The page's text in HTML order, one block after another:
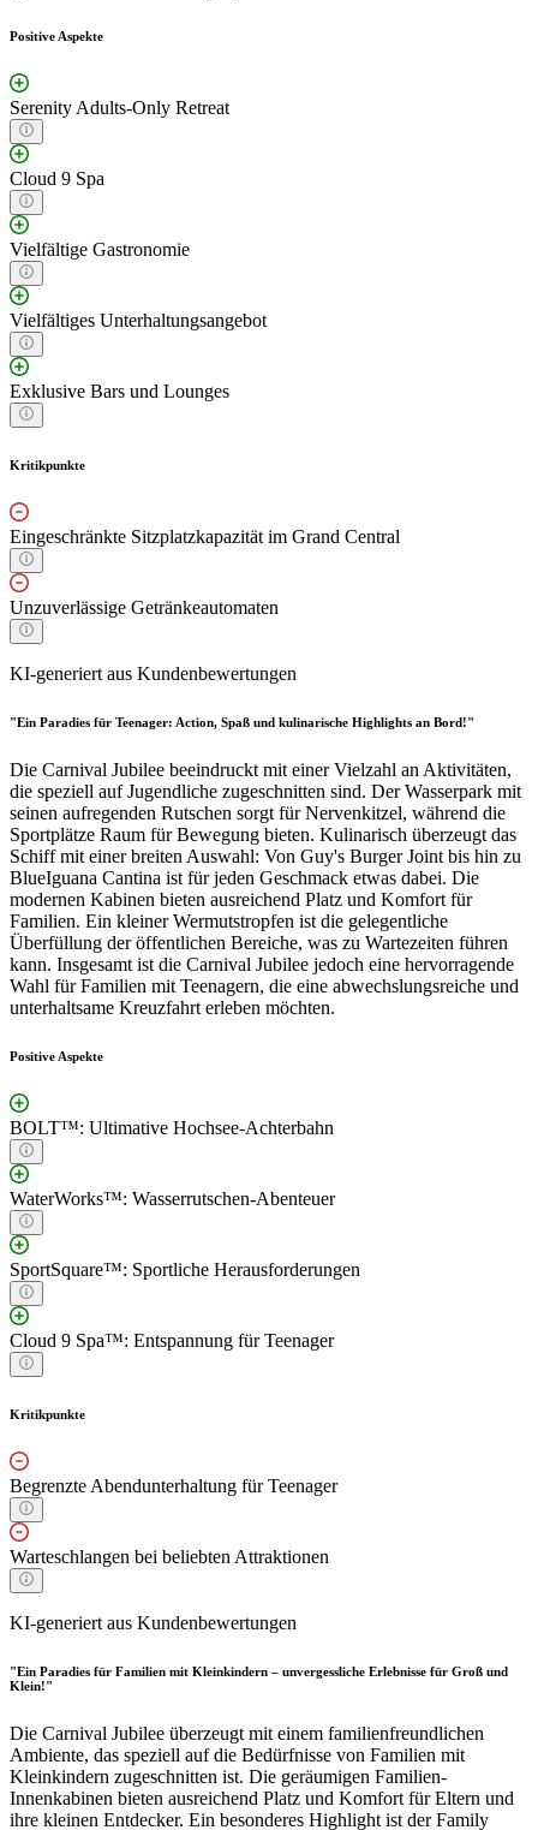
Positive Aspekte
Serenity Adults-Only Retreat
Cloud 9 Spa
Vielfältige Gastronomie
Vielfältiges Unterhaltungsangebot
Exklusive Bars und Lounges
Kritikpunkte
Eingeschränkte Sitzplatzkapazität im Grand Central
Unzuverlässige Getränkeautomaten
KI-generiert aus Kundenbewertungen
"Ein Paradies für Teenager: Action, Spaß und kulinarische Highlights an Bord!"
Die Carnival Jubilee beeindruckt mit einer Vielzahl an Aktivitäten,
die speziell auf Jugendliche zugeschnitten sind. Der Wasserpark mit
seinen aufregenden Rutschen sorgt für Nervenkitzel, während die
Sportplätze Raum für Bewegung bieten. Kulinarisch überzeugt das
Schiff mit einer breiten Auswahl: Von Guy's Burger Joint bis hin zu
BlueIguana Cantina ist für jeden Geschmack etwas dabei. Die
modernen Kabinen bieten ausreichend Platz und Komfort für
Familien. Ein kleiner Wermutstropfen ist die gelegentliche
Überfüllung der öffentlichen Bereiche, was zu Wartezeiten führen
kann. Insgesamt ist die Carnival Jubilee jedoch eine hervorragende
Wahl für Familien mit Teenagern, die eine abwechslungsreiche und
unterhaltsame Kreuzfahrt erleben möchten.
Positive Aspekte
BOLT™: Ultimative Hochsee-Achterbahn
WaterWorks™: Wasserrutschen-Abenteuer
SportSquare™: Sportliche Herausforderungen
Cloud 9 Spa™: Entspannung für Teenager
Kritikpunkte
Begrenzte Abendunterhaltung für Teenager
Warteschlangen bei beliebten Attraktionen
KI-generiert aus Kundenbewertungen
"Ein Paradies für Familien mit Kleinkindern – unvergessliche Erlebnisse für Groß und
Klein!"
Die Carnival Jubilee überzeugt mit einem familienfreundlichen
Ambiente, das speziell auf die Bedürfnisse von Familien mit
Kleinkindern zugeschnitten ist. Die geräumigen Familien-
Innenkabinen bieten ausreichend Platz und Komfort für Eltern und
ihre kleinen Entdecker. Ein besonderes Highlight ist der Family